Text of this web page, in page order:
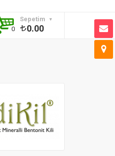
Sepetim
0
0.00